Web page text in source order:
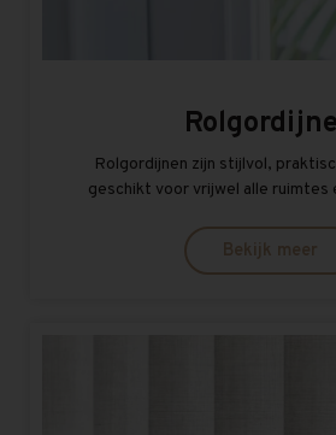
Rolgordijnen zijn stijlvol,
geschikt voor vrijwel alle ruimtes
Bekijk meer